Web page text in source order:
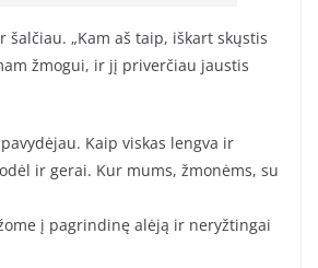
šalčiau. „Kam aš taip, iškart skųstis
žmogui, ir jį priverčiau jaustis
Kaip viskas lengva ir
ir gerai. Kur mums, žmonėms, su
į pagrindinę alėją ir neryžtingai